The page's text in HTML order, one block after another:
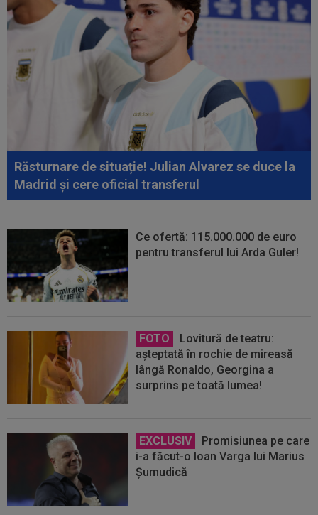
Răsturnare de situație! Julian Alvarez se duce la
Madrid și cere oficial transferul
Ce ofertă: 115.000.000 de euro
pentru transferul lui Arda Guler!
FOTO
Lovitură de teatru:
așteptată în rochie de mireasă
lângă Ronaldo, Georgina a
surprins pe toată lumea!
EXCLUSIV
Promisiunea pe care
i-a făcut-o Ioan Varga lui Marius
Șumudică